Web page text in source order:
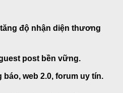
độ nhận diện thương
post bền vững.
web 2.0, forum uy tín.